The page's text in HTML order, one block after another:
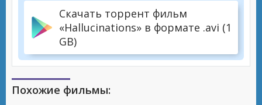
Скачать торрент фильм
«Hallucinations» в формате .avi (1
GB)
Похожие фильмы: